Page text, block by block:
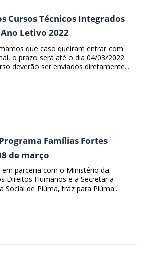
Cursos Técnicos Integrados
Letivo 2022
que caso queiram entrar com
o prazo será até o dia 04/03/2022.
deverão ser enviados diretamente...
Famílias Fortes
de março
parceria com o Ministério da
Direitos Humanos e a Secretaria
Social de Piúma, traz para Piúma...